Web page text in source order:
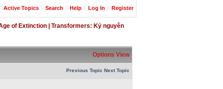
Active Topics Search Help Log In Register
of Extinction | Transformers: Kỷ nguyên
Options View
Previous Topic Next Topic